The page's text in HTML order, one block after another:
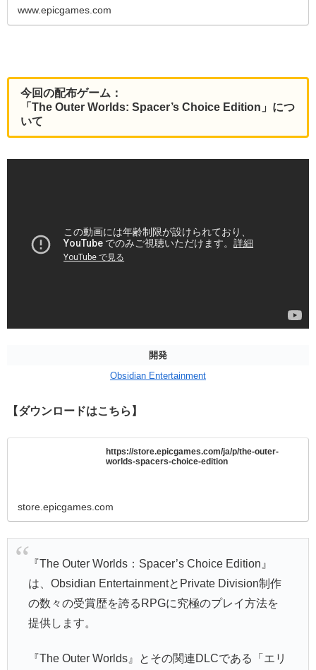
www.epicgames.com
今回の配布ゲーム：
「The Outer Worlds: Spacer’s Choice Edition」につ
いて
開発
Obsidian Entertainment
【ダウンロードはこちら】
https://store.epicgames.com/ja/p/the-outer-
worlds-spacers-choice-edition
store.epicgames.com
『The Outer Worlds：Spacer’s Choice Edition』
は、Obsidian EntertainmentとPrivate Division制作
の数々の受賞歴を誇るRPGに究極のプレイ方法を
提供します。
『The Outer Worlds』とその関連DLCである「エリ